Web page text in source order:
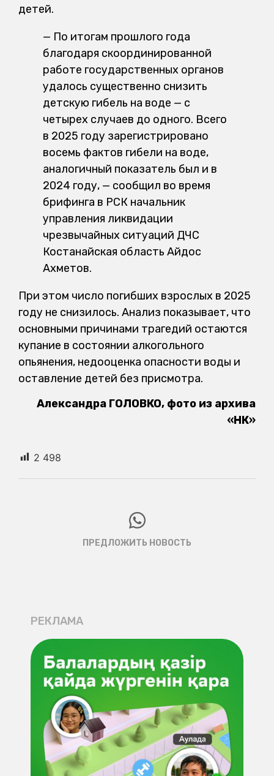
детей.
— По итогам прошлого года
благодаря скоординированной
работе государственных органов
удалось существенно снизить
детскую гибель на воде — с
четырех случаев до одного. Всего
в 2025 году зарегистрировано
восемь фактов гибели на воде,
аналогичный показатель был и в
2024 году, — сообщил во время
брифинга в РСК начальник
управления ликвидации
чрезвычайных ситуаций ДЧС
Костанайская область Айдос
Ахметов.
При этом число погибших взрослых в 2025
году не снизилось. Анализ показывает, что
основными причинами трагедий остаются
купание в состоянии алкогольного
опьянения, недооценка опасности воды и
оставление детей без присмотра.
Александра ГОЛОВКО, фото из архива
«НК»
2 498
ПРЕДЛОЖИТЬ НОВОСТЬ
РЕКЛАМА